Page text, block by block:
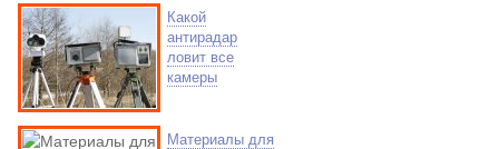
Какой
антирадар
ловит все
камеры
Материалы для